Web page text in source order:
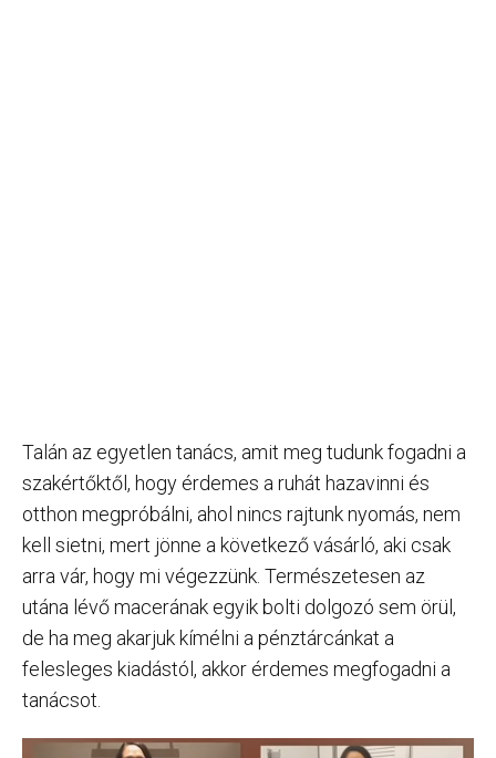
Talán az egyetlen tanács, amit meg tudunk fogadni a
szakértőktől, hogy érdemes a ruhát hazavinni és
otthon megpróbálni, ahol nincs rajtunk nyomás, nem
kell sietni, mert jönne a következő vásárló, aki csak
arra vár, hogy mi végezzünk. Természetesen az
utána lévő macerának egyik bolti dolgozó sem örül,
de ha meg akarjuk kímélni a pénztárcánkat a
felesleges kiadástól, akkor érdemes megfogadni a
tanácsot.